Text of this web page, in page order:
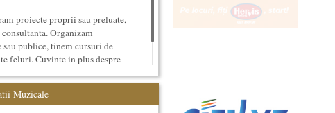
proiecte proprii sau preluate,
Organizam
publice, tinem cursuri de
feluri. Cuvinte in plus despre
Muzicale